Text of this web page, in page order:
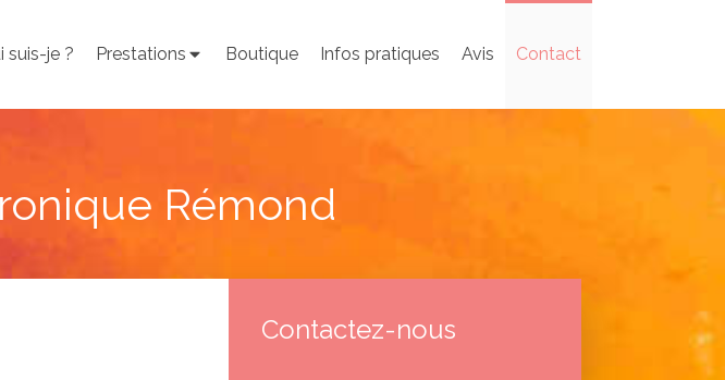
suis-je ? Prestations Boutique Infos pratiques Avis Contact
Rémond
Contactez-nous